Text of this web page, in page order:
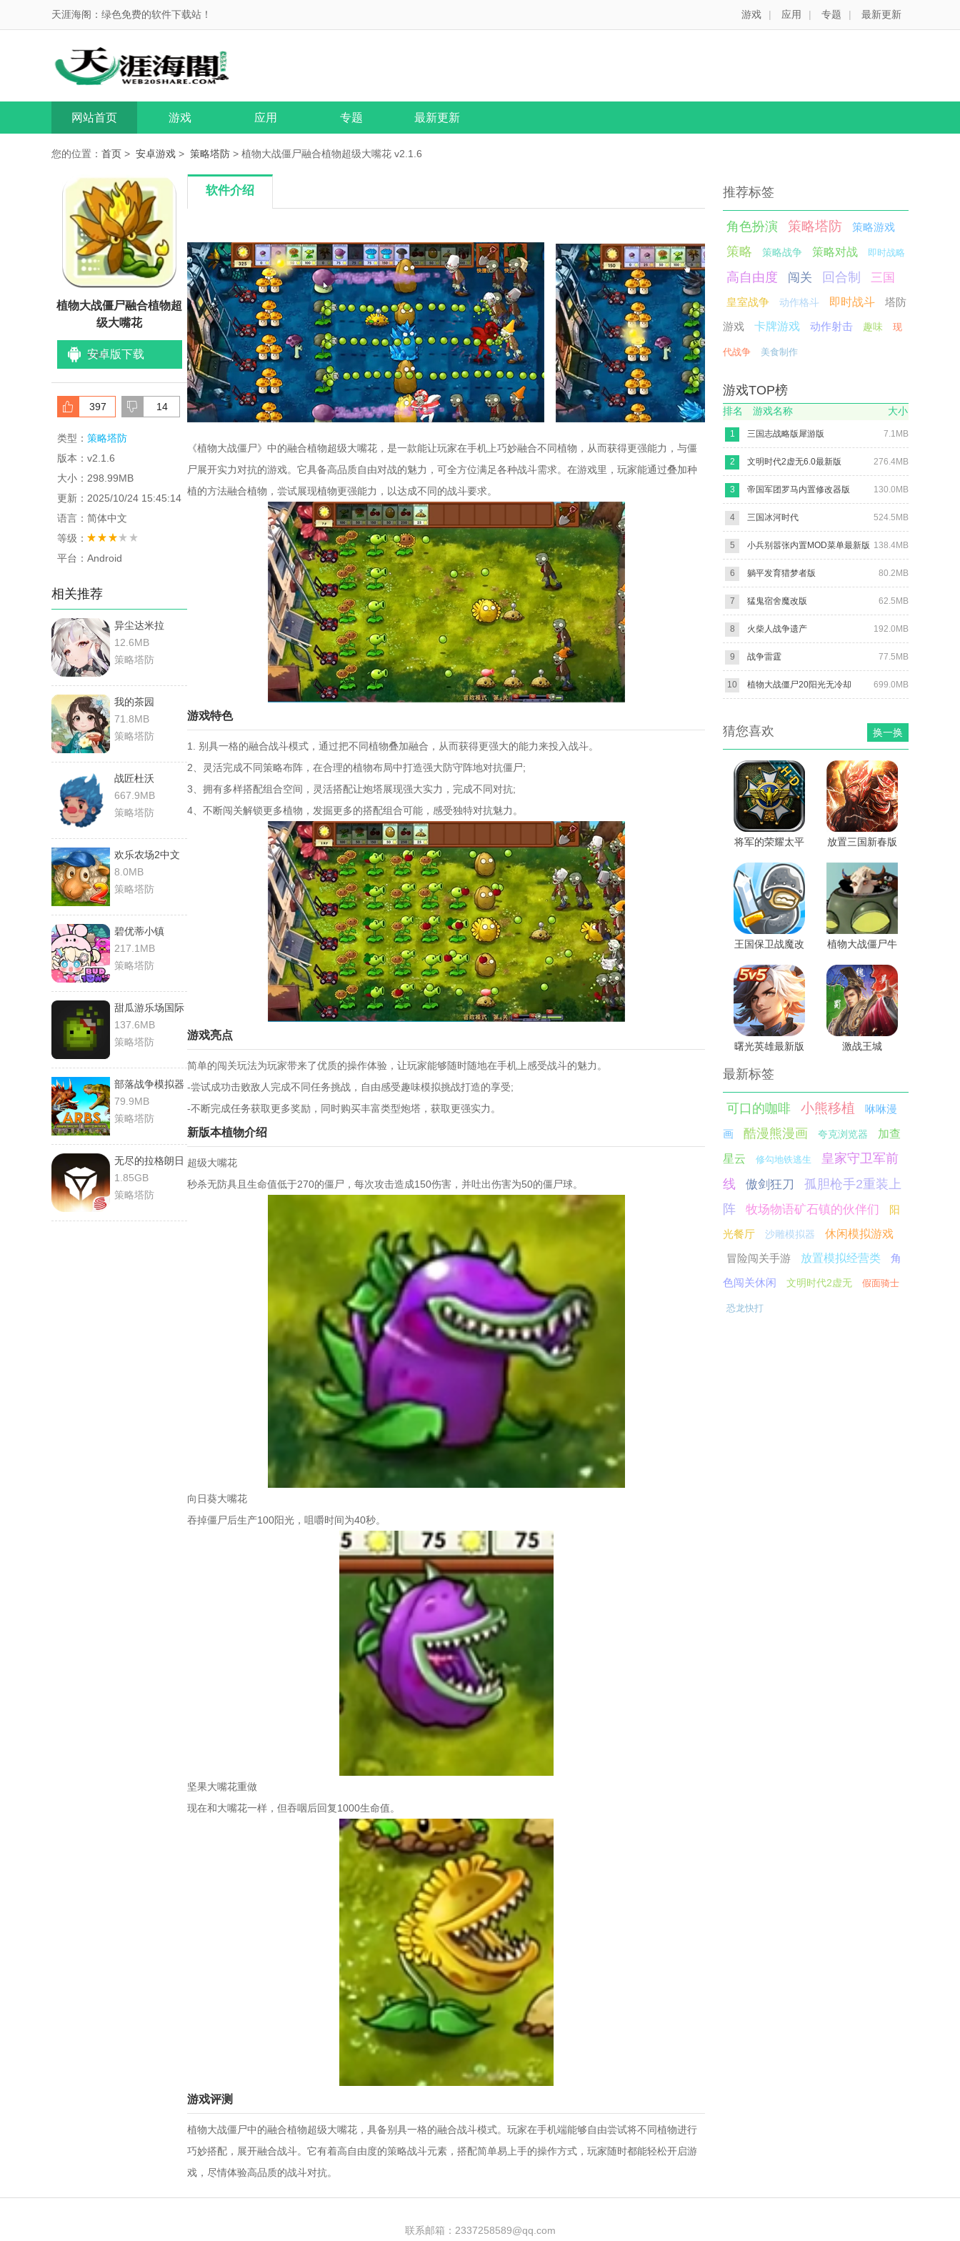
天涯海阁：绿色免费的软件下载站！ 游戏 | 应用 | 专题 | 最新更新
网站首页 游戏 应用 专题 最新更新
您的位置： 首页 > 安卓游戏 > 策略塔防 > 植物大战僵尸融合植物超级大嘴花 v2.1.6
植物大战僵尸融合植物超
级大嘴花
安卓版下载
</li>
397 14
类型： 策略塔防
版本：v2.1.6
大小：298.99MB
更新：2025/10/24 15:45:14
语言：简体中文
等级：
平台：Android
相关推荐
异尘达米拉
12.6MB
策略塔防
我的茶园
71.8MB
策略塔防
战匠杜沃
667.9MB
策略塔防
欢乐农场2中文
版
8.0MB
策略塔防
碧优蒂小镇
217.1MB
策略塔防
甜瓜游乐场国际
服
137.6MB
策略塔防
部落战争模拟器
79.9MB
策略塔防
无尽的拉格朗日
百度版
1.85GB
策略塔防
软件介绍
《植物大战僵尸》中的融合植物超级大嘴花，是一款能让玩家在手机上巧妙融合不同植物，从而获得更强能力，与僵
尸展开实力对抗的游戏。它具备高品质自由对战的魅力，可全方位满足各种战斗需求。在游戏里，玩家能通过叠加种
植的方法融合植物，尝试展现植物更强能力，以达成不同的战斗要求。
游戏特色
1. 别具一格的融合战斗模式，通过把不同植物叠加融合，从而获得更强大的能力来投入战斗。
2、灵活完成不同策略布阵，在合理的植物布局中打造强大防守阵地对抗僵尸;
3、拥有多样搭配组合空间，灵活搭配让炮塔展现强大实力，完成不同对抗;
4、不断闯关解锁更多植物，发掘更多的搭配组合可能，感受独特对抗魅力。
游戏亮点
简单的闯关玩法为玩家带来了优质的操作体验，让玩家能够随时随地在手机上感受战斗的魅力。
-尝试成功击败敌人完成不同任务挑战，自由感受趣味模拟挑战打造的享受;
-不断完成任务获取更多奖励，同时购买丰富类型炮塔，获取更强实力。
新版本植物介绍
超级大嘴花
秒杀无防具且生命值低于270的僵尸，每次攻击造成150伤害，并吐出伤害为50的僵尸球。
向日葵大嘴花
吞掉僵尸后生产100阳光，咀嚼时间为40秒。
坚果大嘴花重做
现在和大嘴花一样，但吞咽后回复1000生命值。
游戏评测
植物大战僵尸中的融合植物超级大嘴花，具备别具一格的融合战斗模式。玩家在手机端能够自由尝试将不同植物进行
巧妙搭配，展开融合战斗。它有着高自由度的策略战斗元素，搭配简单易上手的操作方式，玩家随时都能轻松开启游
戏，尽情体验高品质的战斗对抗。
推荐标签
角色扮演 策略塔防 策略游戏
策略 策略战争 策略对战 即时战略
高自由度 闯关 回合制 三国
皇室战争 动作格斗 即时战斗
塔防
游戏
卡牌游戏 动作射击 趣味 现
代战争 美食制作
游戏TOP榜
排名 游戏名称 大小
1 7.1MB
三国志战略版犀游版
2 276.4MB
文明时代2虚无6.0最新版
3 130.0MB
帝国军团罗马内置修改器版
4 524.5MB
三国冰河时代
5 138.4MB
小兵别嚣张内置MOD菜单最新版
6 80.2MB
躺平发育猎梦者版
7 62.5MB
猛鬼宿舍魔改版
8 192.0MB
火柴人战争遗产
9 77.5MB
战争雷霆
10 699.0MB
植物大战僵尸20阳光无冷却
换一换
猜您喜欢
将军的荣耀太平
勋章版
放置三国新春版
王国保卫战魔改
植物大战僵尸牛
曙光英雄最新版 激战王城
最新标签
可口的咖啡 小熊移植 咻咻漫
画 酷漫熊漫画 夸克浏览器 加查
星云 修勾地铁逃生
皇家守卫军前
线
傲剑狂刀
孤胆枪手2重装上
阵
牧场物语矿石镇的伙伴们
阳
光餐厅
沙雕模拟器
休闲模拟游戏
冒险闯关手游
放置模拟经营类
角
色闯关休闲
文明时代2虚无 假面骑士
恐龙快打
联系邮箱：2337258589@qq.com